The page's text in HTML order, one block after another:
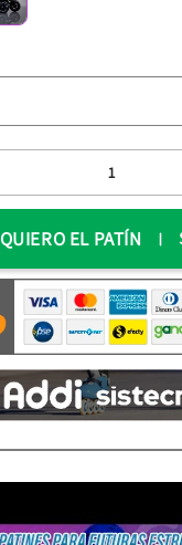
QUIERO EL PATÍN